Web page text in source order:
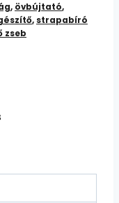
, övbújtató,
, strapabíró
zseb